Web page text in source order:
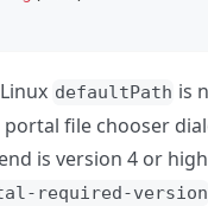
defaultPath is
file chooser
is version 4 or
required-version